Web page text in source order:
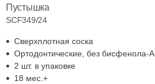
Пустышка
SCF349/24
Сверхплотная соска
Ортодонтические, без бисфенола-А
2 шт. в упаковке
18 мес.+